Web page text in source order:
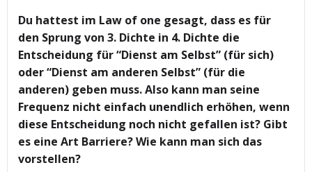
Du hattest im Law of one gesagt, dass es für
den Sprung von 3. Dichte in 4. Dichte die
Entscheidung für “Dienst am Selbst” (für sich)
oder “Dienst am anderen Selbst” (für die
anderen) geben muss. Also kann man seine
Frequenz nicht einfach unendlich erhöhen, wenn
diese Entscheidung noch nicht gefallen ist? Gibt
es eine Art Barriere? Wie kann man sich das
vorstellen?